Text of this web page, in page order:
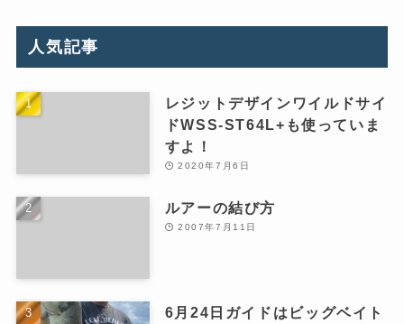
人気記事
レジットデザインワイルドサイ
ドWSS-ST64L+も使っていま
すよ！
2020年7月6日
ルアーの結び方
2007年7月11日
6月24日ガイドはビッグベイト